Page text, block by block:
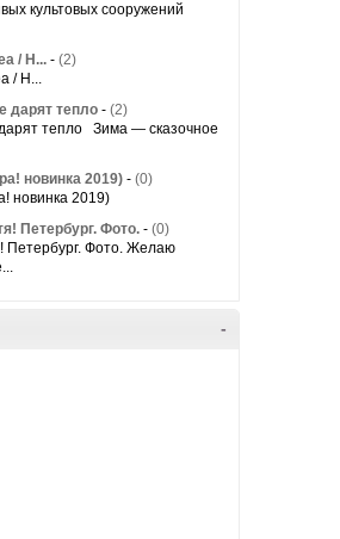
культовых сооружений
/ Н... - (2)
/ Н...
дарят тепло - (2)
тепло Зима — сказочное
новинка 2019) - (0)
новинка 2019)
Петербург. Фото. - (0)
Петербург. Фото. Желаю
-